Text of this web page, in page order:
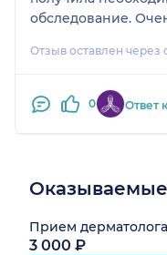
обследование.
подход к пациенту.
Отзыв оставлен через
0 Ответ
Прием дерматолога
3 000 ₽